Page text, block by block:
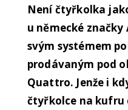
Není čtyřkolka
u německé
svým systémem
prodávaným pod
Quattro. Jenže i
čtyřkolce na kufru